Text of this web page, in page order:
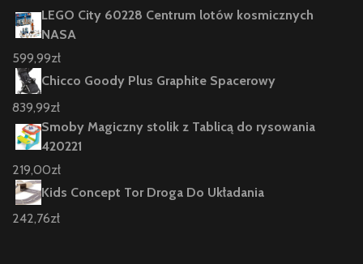
LEGO City 60228 Centrum lotów kosmicznych
NASA
599,99zł
Chicco Goody Plus Graphite Spacerowy
839,99zł
Smoby Magiczny stolik z Tablicą do rysowania
420221
219,00zł
Kids Concept Tor Droga Do Układania
242,76zł